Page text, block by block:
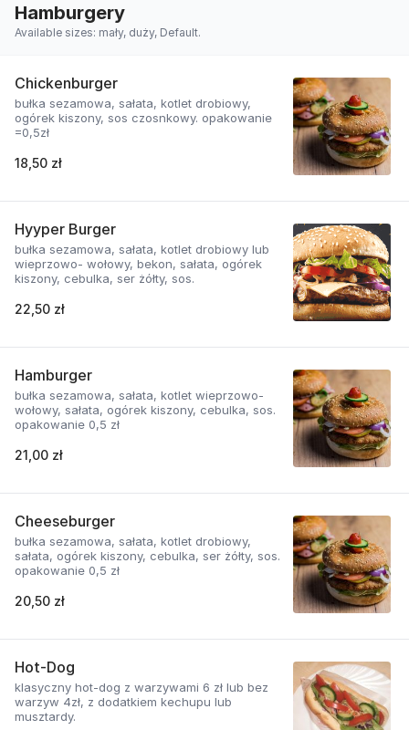
Hamburgery
Available sizes: mały, duży, Default.
Chickenburger
bułka sezamowa, sałata, kotlet drobiowy,
ogórek kiszony, sos czosnkowy. opakowanie
=0,5zł
18,50 zł
Hyyper Burger
bułka sezamowa, sałata, kotlet drobiowy lub
wieprzowo- wołowy, bekon, sałata, ogórek
kiszony, cebulka, ser żółty, sos.
22,50 zł
Hamburger
bułka sezamowa, sałata, kotlet wieprzowo-
wołowy, sałata, ogórek kiszony, cebulka, sos.
opakowanie 0,5 zł
21,00 zł
Cheeseburger
bułka sezamowa, sałata, kotlet drobiowy,
sałata, ogórek kiszony, cebulka, ser żółty, sos.
opakowanie 0,5 zł
20,50 zł
Hot-Dog
klasyczny hot-dog z warzywami 6 zł lub bez
warzyw 4zł, z dodatkiem kechupu lub
musztardy.